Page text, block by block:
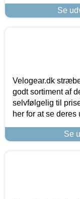
Se
Velogear.dk
godt sortiment af
selvfølgelig til
her for at se deres
Se